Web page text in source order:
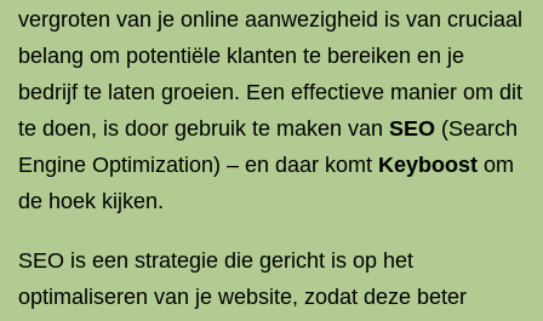
vergroten van je online aanwezigheid is van cruciaal
belang om potentiële klanten te bereiken en je
bedrijf te laten groeien. Een effectieve manier om dit
te doen, is door gebruik te maken van SEO (Search
Engine Optimization) – en daar komt Keyboost om
de hoek kijken.
SEO is een strategie die gericht is op het
optimaliseren van je website, zodat deze beter